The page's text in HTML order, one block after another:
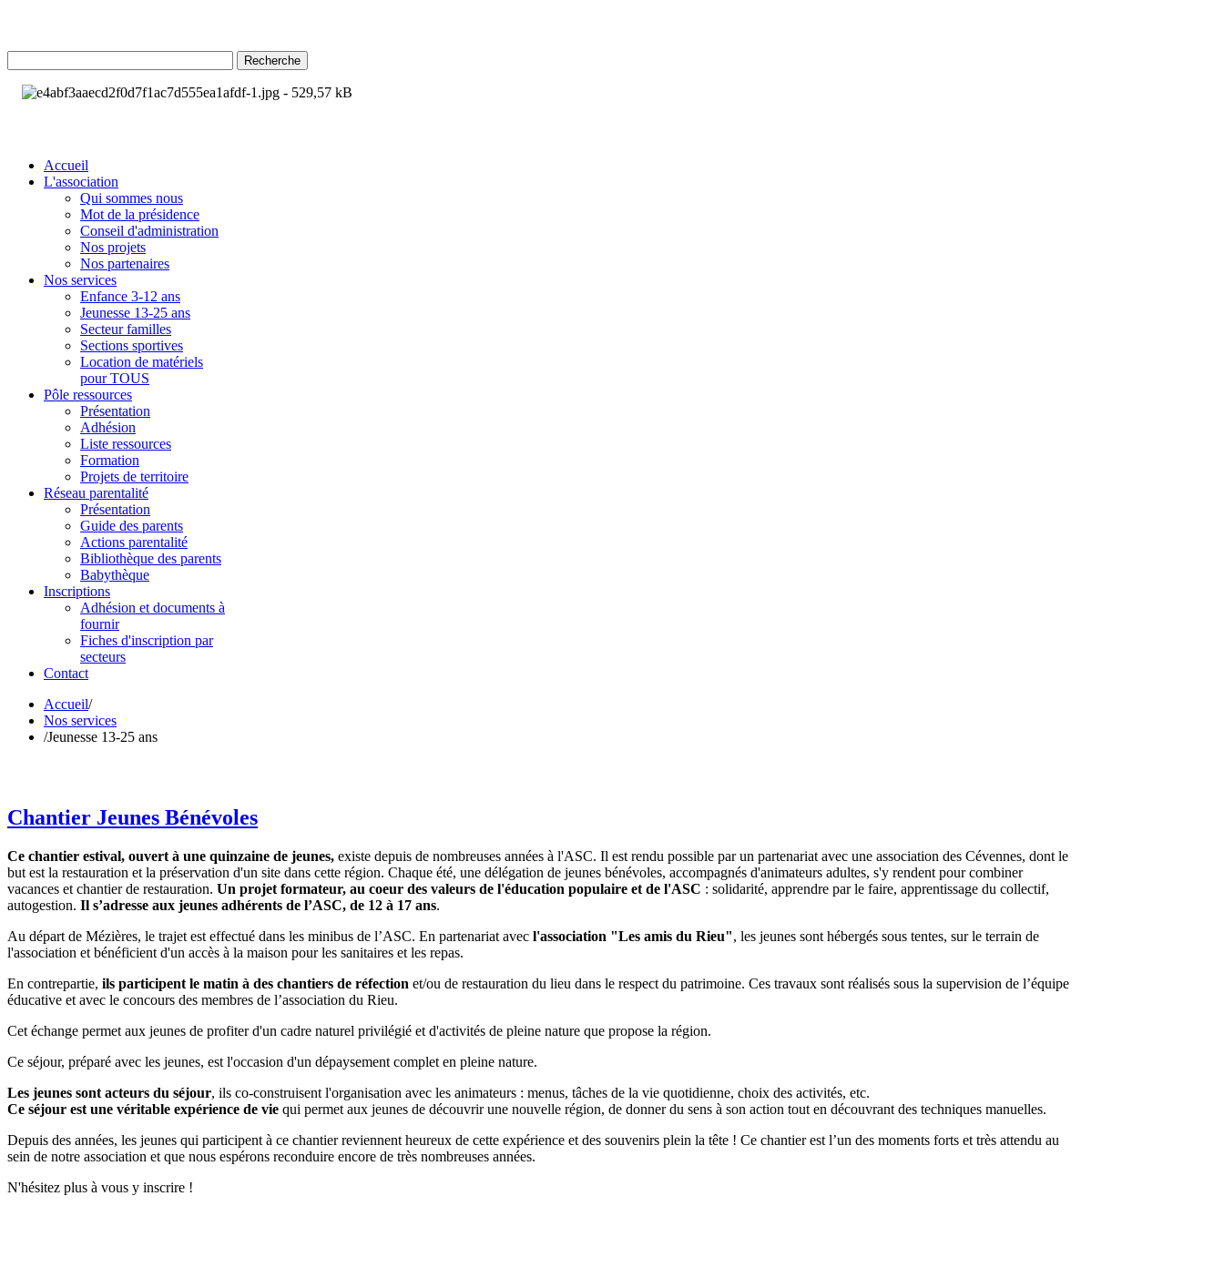
Recherche
Accueil
L'association
Qui sommes nous
Mot de la présidence
Conseil d'administration
Nos projets
Nos partenaires
Nos services
Enfance 3-12 ans
Jeunesse 13-25 ans
Secteur familles
Sections sportives
Location de matériels
pour TOUS
Pôle ressources
Présentation
Adhésion
Liste ressources
Formation
Projets de territoire
Réseau parentalité
Présentation
Guide des parents
Actions parentalité
Bibliothèque des parents
Babythèque
Inscriptions
Adhésion et documents à
fournir
Fiches d'inscription par
secteurs
Contact
Accueil/
Nos services
/Jeunesse 13-25 ans
Chantier Jeunes Bénévoles
Ce chantier estival, ouvert à une quinzaine de jeunes, existe depuis de nombreuses années à l'ASC. Il est rendu possible par un partenariat avec une association des Cévennes, dont le
but est la restauration et la préservation d'un site dans cette région. Chaque été, une délégation de jeunes bénévoles, accompagnés d'animateurs adultes, s'y rendent pour combiner
vacances et chantier de restauration. Un projet formateur, au coeur des valeurs de l'éducation populaire et de l'ASC : solidarité, apprendre par le faire, apprentissage du collectif,
autogestion. Il s’adresse aux jeunes adhérents de l’ASC, de 12 à 17 ans.
Au départ de Mézières, le trajet est effectué dans les minibus de l’ASC. En partenariat avec l'association "Les amis du Rieu", les jeunes sont hébergés sous tentes, sur le terrain de
l'association et bénéficient d'un accès à la maison pour les sanitaires et les repas.
En contrepartie, ils participent le matin à des chantiers de réfection et/ou de restauration du lieu dans le respect du patrimoine. Ces travaux sont réalisés sous la supervision de l’équipe
éducative et avec le concours des membres de l’association du Rieu.
Cet échange permet aux jeunes de profiter d'un cadre naturel privilégié et d'activités de pleine nature que propose la région.
Ce séjour, préparé avec les jeunes, est l'occasion d'un dépaysement complet en pleine nature.
Les jeunes sont acteurs du séjour, ils co-construisent l'organisation avec les animateurs : menus, tâches de la vie quotidienne, choix des activités, etc.
Ce séjour est une véritable expérience de vie qui permet aux jeunes de découvrir une nouvelle région, de donner du sens à son action tout en découvrant des techniques manuelles.
Depuis des années, les jeunes qui participent à ce chantier reviennent heureux de cette expérience et des souvenirs plein la tête ! Ce chantier est l’un des moments forts et très attendu au
sein de notre association et que nous espérons reconduire encore de très nombreuses années.
N'hésitez plus à vous y inscrire !